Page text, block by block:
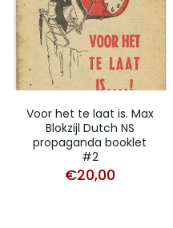
Voor het te laat is. Max
Blokzijl Dutch NS
propaganda booklet
#2
€20,00